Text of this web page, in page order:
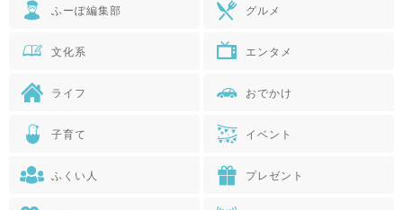
ふーぽ編集部 グルメ
文化系 エンタメ
ライフ おでかけ
子育て イベント
ふくい人 プレゼント